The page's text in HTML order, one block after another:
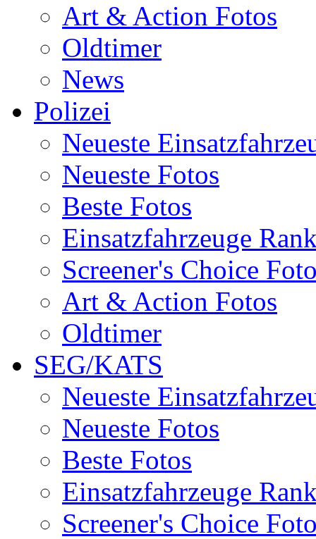
Art & Action Fotos
Oldtimer
News
Polizei
Neueste
Neueste Fotos
Beste Fotos
Einsatzfahrzeuge
Screener's Choice
Art & Action Fotos
Oldtimer
SEG/KATS
Neueste
Neueste Fotos
Beste Fotos
Einsatzfahrzeuge
Screener's Choice